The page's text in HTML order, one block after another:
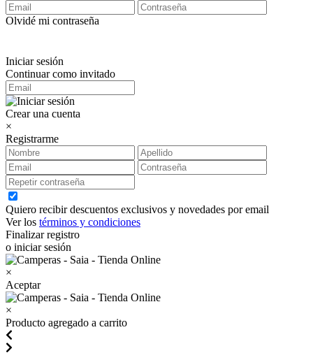
Olvidé mi contraseña
Iniciar sesión
Continuar como invitado
Crear una cuenta
×
Registrarme
Quiero recibir descuentos exclusivos y novedades por email
Ver los términos y condiciones
Finalizar registro
o iniciar sesión
×
Aceptar
×
Producto agregado a carrito